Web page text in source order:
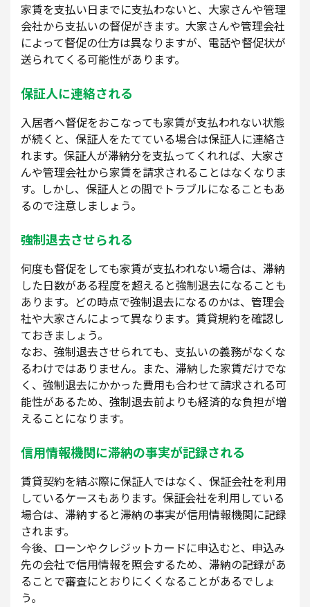
家賃を支払い日までに支払わないと、大家さんや管理
会社から支払いの督促がきます。大家さんや管理会社
によって督促の仕方は異なりますが、電話や督促状が
送られてくる可能性があります。
保証人に連絡される
入居者へ督促をおこなっても家賃が支払われない状態
が続くと、保証人をたてている場合は保証人に連絡さ
れます。保証人が滞納分を支払ってくれれば、大家さ
んや管理会社から家賃を請求されることはなくなりま
す。しかし、保証人との間でトラブルになることもあ
るので注意しましょう。
強制退去させられる
何度も督促をしても家賃が支払われない場合は、滞納
した日数がある程度を超えると強制退去になることも
あります。どの時点で強制退去になるのかは、管理会
社や大家さんによって異なります。賃貸規約を確認し
ておきましょう。
なお、強制退去させられても、支払いの義務がなくな
るわけではありません。また、滞納した家賃だけでな
く、強制退去にかかった費用も合わせて請求される可
能性があるため、強制退去前よりも経済的な負担が増
えることになります。
信用情報機関に滞納の事実が記録される
賃貸契約を結ぶ際に保証人ではなく、保証会社を利用
しているケースもあります。保証会社を利用している
場合は、滞納すると滞納の事実が信用情報機関に記録
されます。
今後、ローンやクレジットカードに申込むと、申込み
先の会社で信用情報を照会するため、滞納の記録があ
ることで審査にとおりにくくなることがあるでしょ
う。